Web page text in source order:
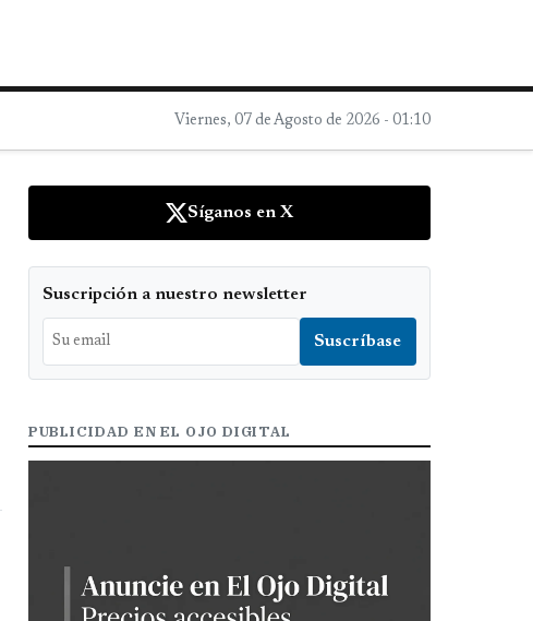
Viernes, 07 de Agosto de 2026 - 01:10
Síganos en X
Suscripción a nuestro newsletter
PUBLICIDAD EN EL OJO DIGITAL